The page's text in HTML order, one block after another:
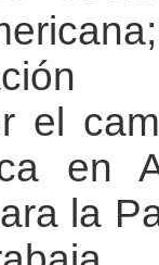
el
en
la